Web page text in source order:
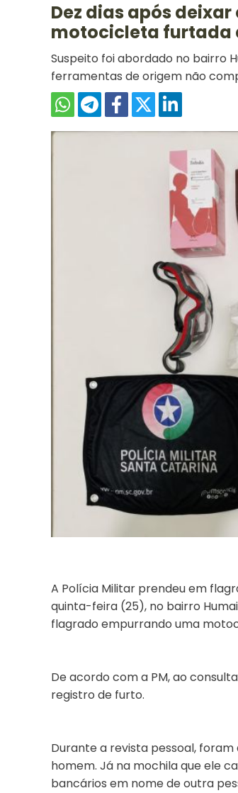
Dez dias após
motocicleta furtada
Suspeito foi abordado no bairro
ferramentas de origem não
A Polícia Militar prendeu em
quinta-feira (25), no bairro
flagrado empurrando uma
De acordo com a PM, ao
registro de furto.
Durante a revista pessoal,
homem. Já na mochila que ele
bancários em nome de outra